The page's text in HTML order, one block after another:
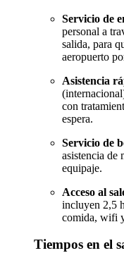
Servicio de
personal a
salida, para
aeropuerto
Asistencia
con
espera.
Servicio de
asistencia de
equipaje.
Acceso al
incluyen 2,5
comida, wifi
Tiempos en el